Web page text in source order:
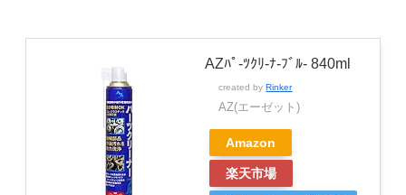
AZﾊﾟ-ﾂｸﾘ-ﾅ-ﾌﾞﾙ- 840ml
created byRinker
AZ(エーゼット)
Amazon
楽天市場